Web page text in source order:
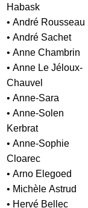
Habask
• André Rousseau
• André Sachet
• Anne Chambrin
• Anne Le Jéloux-
Chauvel
• Anne-Sara
• Anne-Solen
Kerbrat
• Anne-Sophie
Cloarec
• Arno Elegoed
• Michèle Astrud
• Hervé Bellec